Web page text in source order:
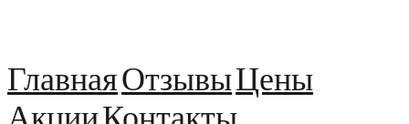
ГлавнаяОтзывыЦены